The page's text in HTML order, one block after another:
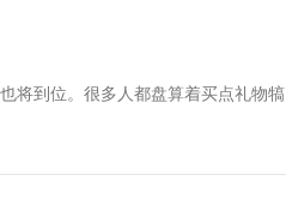
到位。很多人都盘算着买点礼物犒